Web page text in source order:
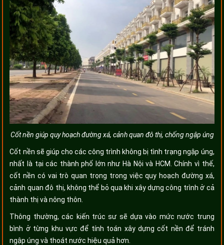
Cốt nền giúp quy hoạch đường xá, cảnh quan đô thị, chống ngập úng
Cốt nền sẽ giúp cho các công trình không bị tình trạng ngập úng,
nhất là tại các thành phố lớn như Hà Nội và HCM. Chính vì thế,
cốt nền có vai trò quan trọng trong việc quy hoạch đường xá,
cảnh quan đô thị, không thể bỏ qua khi xây dựng công trình ở cả
thành thị và nông thôn.
Thông thường, các kiến trúc sư sẽ dựa vào mức nước trung
bình ở từng khu vực để tính toán xây dựng cốt nền để tránh
ngập úng và thoát nước hiệu quả hơn.